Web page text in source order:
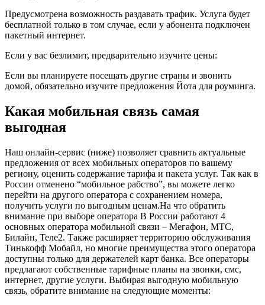
Предусмотрена возможность раздавать трафик. Услуга будет
бесплатной только в том случае, если у абонента подключен
пакетный интернет.
Если у вас безлимит, предварительно изучите цены:
Если вы планируете посещать другие страны и звонить
домой, обязательно изучите предложения Йота для роуминга.
Какая мобильная связь самая
выгодная
Наш онлайн-сервис (ниже) позволяет сравнить актуальные
предложения от всех мобильных операторов по вашему
региону, оценить содержание тарифа и пакета услуг. Так как в
России отменено “мобильное рабство”, вы можете легко
перейти на другого оператора с сохранением номера,
получить услуги по выгодным ценам.На что обратить
внимание при выборе оператора В России работают 4
основных оператора мобильной связи – Мегафон, МТС,
Билайн, Теле2. Также расширяет территорию обслуживания
Тинькофф Мобайл, но многие преимущества этого оператора
доступны только для держателей карт банка. Все операторы
предлагают собственные тарифные планы на звонки, смс,
интернет, другие услуги. Выбирая выгодную мобильную
связь, обратите внимание на следующие моменты: